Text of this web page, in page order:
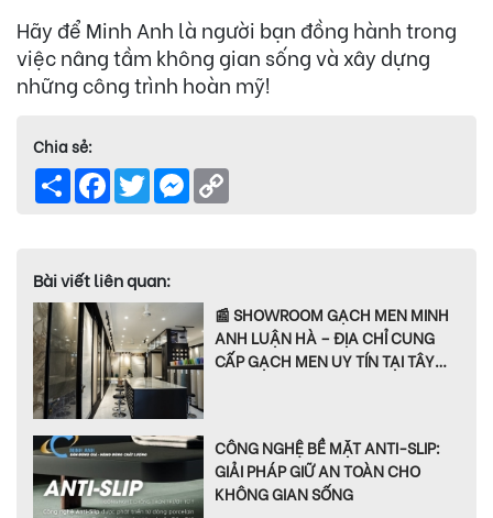
Hãy để Minh Anh là người bạn đồng hành trong
việc nâng tầm không gian sống và xây dựng
những công trình hoàn mỹ!
Chia sẻ:
ShareFacebook
TwitterMessenger
Bài viết liên quan:
📰 SHOWROOM GẠCH MEN MINH
ANH LUẬN HÀ – ĐỊA CHỈ CUNG
CẤP GẠCH MEN UY TÍN TẠI TÂY
CÔNG NGHỆ BỀ MẶT ANTI-SLIP:
GIẢI PHÁP GIỮ AN TOÀN CHO
KHÔNG GIAN SỐNG